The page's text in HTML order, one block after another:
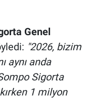
Genel
"2026, bizim
aynı anda
Sigorta
1 milyon